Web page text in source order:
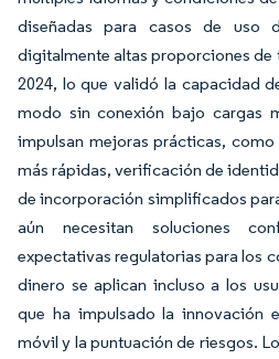
diseñadas para casos de uso
digitalmente altas proporciones de
2024, lo que validó la capacidad
modo sin conexión bajo cargas
impulsan mejoras prácticas,
más rápidas, verificación de
de incorporación simplificados
aún necesitan soluciones
expectativas regulatorias para los
dinero se aplican incluso a los
que ha impulsado la innovación
móvil y la puntuación de riesgos.